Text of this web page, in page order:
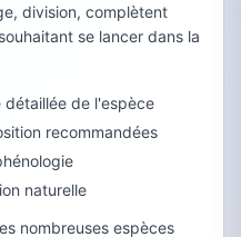
division, complètent
se lancer dans la
de l'espèce
recommandées
naturelle
nombreuses espèces